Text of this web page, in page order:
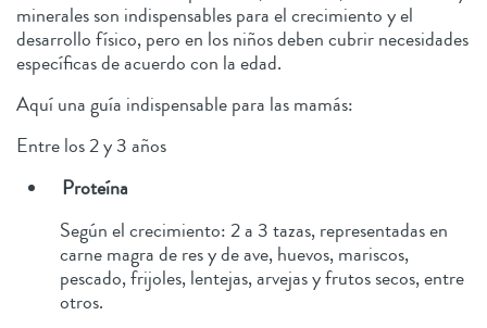
minerales son indispensables para el crecimiento y el
desarrollo físico, pero en los niños deben cubrir necesidades
específicas de acuerdo con la edad.
Aquí una guía indispensable para las mamás:
Entre los 2 y 3 años
Proteína
Según el crecimiento: 2 a 3 tazas, representadas en
carne magra de res y de ave, huevos, mariscos,
pescado, frijoles, lentejas, arvejas y frutos secos, entre
otros.